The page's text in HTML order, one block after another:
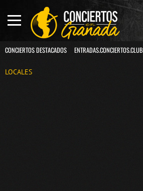
CONCIERTOS DESTACADOS ENTRADAS.CONCIERTOS.CLUB
LOCALES